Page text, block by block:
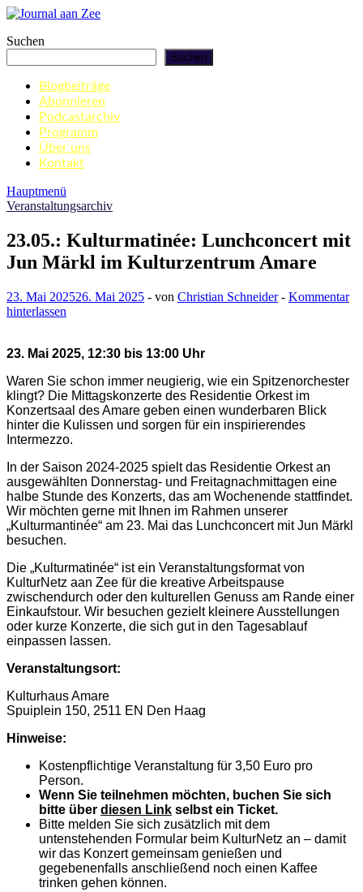
Zum
springen
Journal aan Zee
Suchen
Suchen
Blogbeiträge
Abonnieren
Podcastarchiv
Programm
Über uns
Kontakt
Hauptmenü
Veranstaltungsarchiv
23.05.: Kulturmatinée: Lunchconcert mit
Jun Märkl im Kulturzentrum Amare
23. Mai 202526. Mai 2025 - von Christian Schneider- Kommentar
hinterlassen
23. Mai 2025, 12:30 bis 13:00 Uhr
Waren Sie schon immer neugierig, wie ein Spitzenorchester
klingt? Die Mittagskonzerte des Residentie Orkest im
Konzertsaal des Amare geben einen wunderbaren Blick
hinter die Kulissen und sorgen für ein inspirierendes
Intermezzo.
In der Saison 2024-2025 spielt das Residentie Orkest an
ausgewählten Donnerstag- und Freitagnachmittagen eine
halbe Stunde des Konzerts, das am Wochenende stattfindet.
Wir möchten gerne mit Ihnen im Rahmen unserer
„Kulturmantinée“ am 23. Mai das Lunchconcert mit Jun Märkl
besuchen.
Die „Kulturmatinée“ ist ein Veranstaltungsformat von
KulturNetz aan Zee für die kreative Arbeitspause
zwischendurch oder den kulturellen Genuss am Rande einer
Einkaufstour. Wir besuchen gezielt kleinere Ausstellungen
oder kurze Konzerte, die sich gut in den Tagesablauf
einpassen lassen.
Veranstaltungsort:
Kulturhaus Amare
Spuiplein 150, 2511 EN Den Haag
Hinweise:
Kostenpflichtige Veranstaltung für 3,50 Euro pro
Person.
Wenn Sie teilnehmen möchten, buchen Sie sich
bitte über diesen Link selbst ein Ticket.
Bitte melden Sie sich zusätzlich mit dem
untenstehenden Formular beim KulturNetz an – damit
wir das Konzert gemeinsam genießen und
gegebenenfalls anschließend noch einen Kaffee
trinken gehen können.